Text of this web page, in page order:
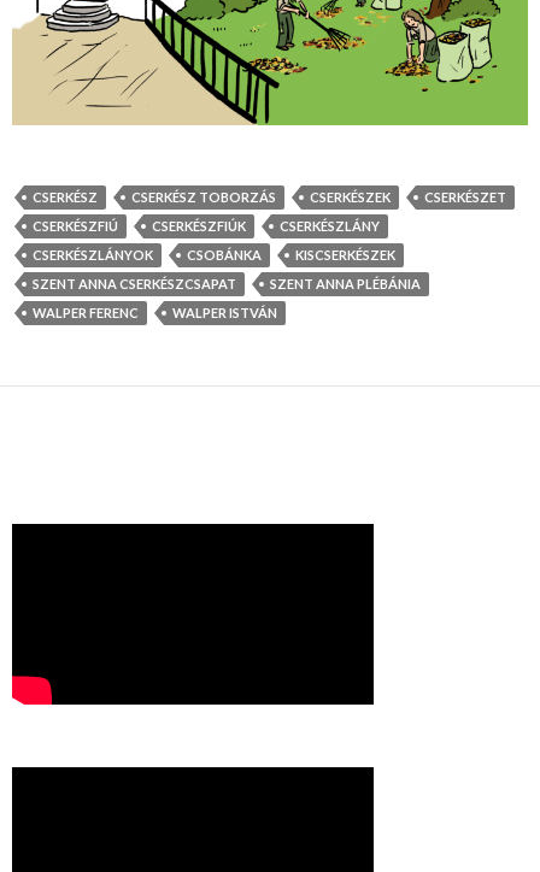
CSERKÉSZ CSERKÉSZ TOBORZÁS CSERKÉSZEK
CSERKÉSZET
CSERKÉSZFIÚ
CSERKÉSZFIÚK
CSERKÉSZLÁNY
CSERKÉSZLÁNYOK
CSOBÁNKA
KISCSERKÉSZEK
SZENT ANNA CSERKÉSZCSAPAT
SZENT ANNA PLÉBÁNIA
WALPER FERENC
WALPER ISTVÁN